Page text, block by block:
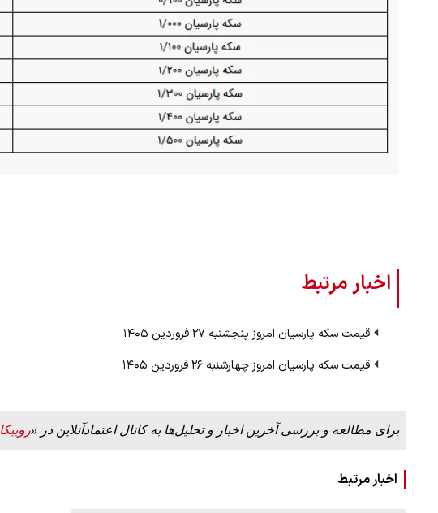
اخبار مرتبط
قیمت سکه پارسیان امروز پنجشنبه ۲۷ فروردین ۱۴۰۵
قیمت سکه پارسیان امروز چهارشنبه ۲۶ فروردین ۱۴۰۵
برای مطالعه و بررسی آخرین اخبار و تحلیل‌ها به کانال اعتمادآنلاین در «روبیکا
اخبار مرتبط
۱۴ مرداد ۱۴۰۵